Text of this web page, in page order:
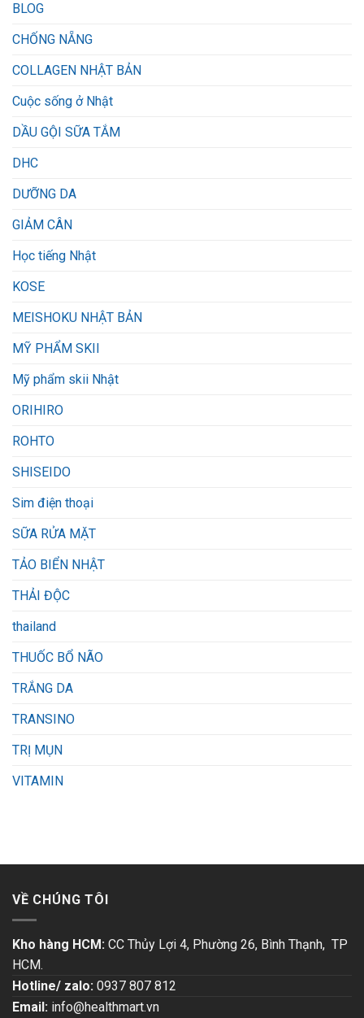
BLOG
CHỐNG NẴNG
COLLAGEN NHẬT BẢN
Cuộc sống ở Nhật
DẦU GỘI SỮA TẮM
DHC
DƯỠNG DA
GIẢM CÂN
Học tiếng Nhật
KOSE
MEISHOKU NHẬT BẢN
MỸ PHẨM SKII
Mỹ phẩm skii Nhật
ORIHIRO
ROHTO
SHISEIDO
Sim điện thoại
SỮA RỬA MẶT
TẢO BIỂN NHẬT
THẢI ĐỘC
thailand
THUỐC BỔ NÃO
TRẮNG DA
TRANSINO
TRỊ MỤN
VITAMIN
VỀ CHÚNG TÔI
Kho hàng HCM: CC Thủy Lợi 4, Phường 26, Bình Thạnh, TP
HCM.
Hotline/ zalo: 0937 807 812
Email: info@healthmart.vn